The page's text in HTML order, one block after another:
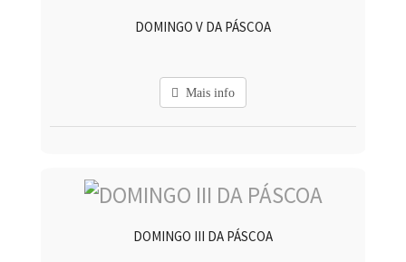
DOMINGO V DA PÁSCOA
Mais info
DOMINGO III DA PÁSCOA